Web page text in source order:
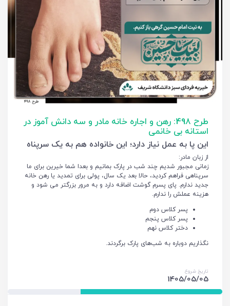
طرح 498: رهن و اجاره خانه مادر و سه دانش آموز در
استانه بی خانمی
این پا به عمل نیاز دارد؛ این خانواده هم به یک سرپناه
از زبان مادر:
زمانی مجبور شدیم چند شب در پارک بمانیم و بعدا شما خیرین برای ما
سرپناهی فراهم کردید، حالا بعد یک سال، پولی برای تمدید یا رهن خانه
جدید ندارم. پای پسرم گوشت اضافه دارد و به مرور بزرگتر می شود و
هزینه عملش را ندارم.
پسر کلاس دوم
پسر کلاس پنجم
دختر کلاس نهم
نگذاریم دوباره به شب‌های پارک برگردند.
تاریخ شروع
1405/05/05